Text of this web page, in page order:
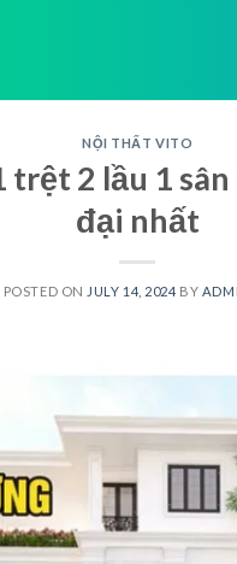
NỘI THẤT VITO
trệt 2 lầu 1
đại nhất
POSTED ON JULY 14, 2024 BY